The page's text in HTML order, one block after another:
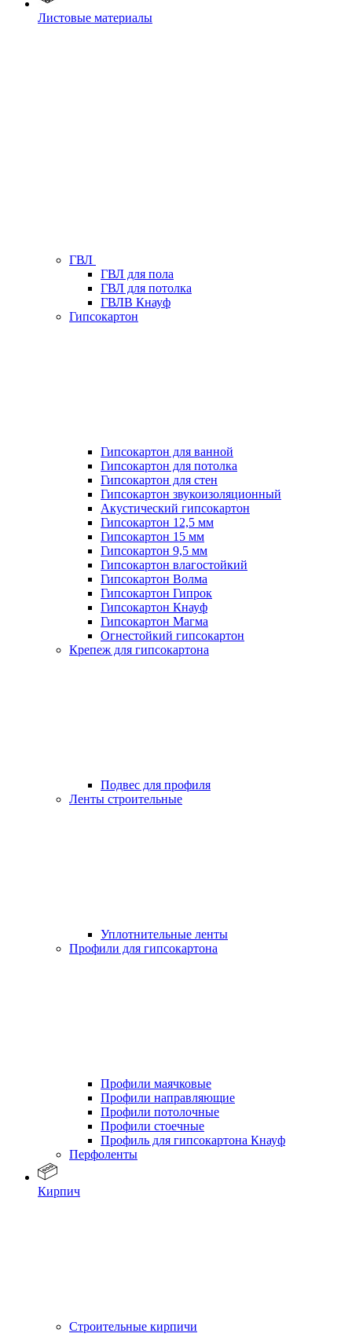
Листовые материалы
ГВЛ
ГВЛ для пола
ГВЛ для потолка
ГВЛВ Кнауф
Гипсокартон
Гипсокартон для ванной
Гипсокартон для потолка
Гипсокартон для стен
Гипсокартон звукоизоляционный
Акустический гипсокартон
Гипсокартон 12,5 мм
Гипсокартон 15 мм
Гипсокартон 9,5 мм
Гипсокартон влагостойкий
Гипсокартон Волма
Гипсокартон Гипрок
Гипсокартон Кнауф
Гипсокартон Магма
Огнестойкий гипсокартон
Крепеж для гипсокартона
Подвес для профиля
Ленты строительные
Уплотнительные ленты
Профили для гипсокартона
Профили маячковые
Профили направляющие
Профили потолочные
Профили стоечные
Профиль для гипсокартона Кнауф
Перфоленты
Кирпич
Строительные кирпичи